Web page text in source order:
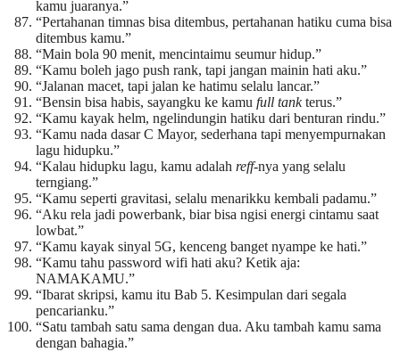
kamu juaranya.”
“Pertahanan timnas bisa ditembus, pertahanan hatiku cuma bisa
ditembus kamu.”
“Main bola 90 menit, mencintaimu seumur hidup.”
“Kamu boleh jago push rank, tapi jangan mainin hati aku.”
“Jalanan macet, tapi jalan ke hatimu selalu lancar.”
“Bensin bisa habis, sayangku ke kamu full tankterus.”
“Kamu kayak helm, ngelindungin hatiku dari benturan rindu.”
“Kamu nada dasar C Mayor, sederhana tapi menyempurnakan
lagu hidupku.”
“Kalau hidupku lagu, kamu adalah reff-nya yang selalu
terngiang.”
“Kamu seperti gravitasi, selalu menarikku kembali padamu.”
“Aku rela jadi powerbank, biar bisa ngisi energi cintamu saat
lowbat.”
“Kamu kayak sinyal 5G, kenceng banget nyampe ke hati.”
“Kamu tahu password wifi hati aku? Ketik aja:
NAMAKAMU.”
“Ibarat skripsi, kamu itu Bab 5. Kesimpulan dari segala
pencarianku.”
“Satu tambah satu sama dengan dua. Aku tambah kamu sama
dengan bahagia.”